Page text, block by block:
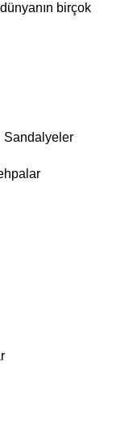
birçok
Sandalyeler